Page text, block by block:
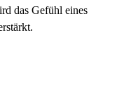
das Gefühl eines